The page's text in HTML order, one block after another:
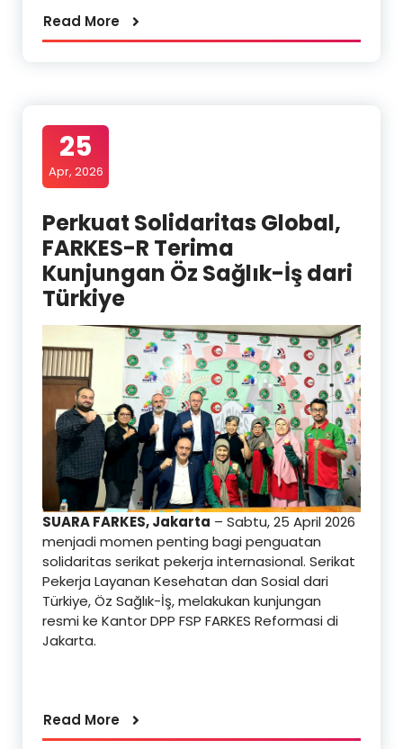
Read More
25
Apr, 2026
Perkuat Solidaritas Global,
FARKES-R Terima
Kunjungan Öz Sağlık-İş dari
Türkiye
SUARA FARKES, Jakarta – Sabtu, 25 April 2026
menjadi momen penting bagi penguatan
solidaritas serikat pekerja internasional. Serikat
Pekerja Layanan Kesehatan dan Sosial dari
Türkiye, Öz Sağlık-İş, melakukan kunjungan
resmi ke Kantor DPP FSP FARKES Reformasi di
Jakarta.
Read More